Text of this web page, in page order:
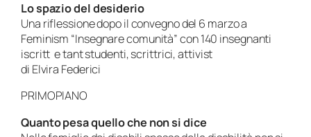
Lo spazio del desiderio
Una riflessione dopo il convegno del 6 marzo a
Feminism “Insegnare comunità” con 140 insegnanti
iscritt e tant studenti, scrittrici, attivist
di Elvira Federici
PRIMOPIANO
Quanto pesa quello che non si dice